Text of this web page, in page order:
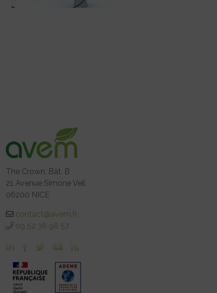
The Crown, Bât. B
21 Avenue Simone Veil
06200 NICE
contact@avem.fr
09 52 38 98 57